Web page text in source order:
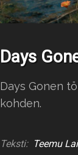
Days
Days Gonen
kohden.
Teksti: Teemu